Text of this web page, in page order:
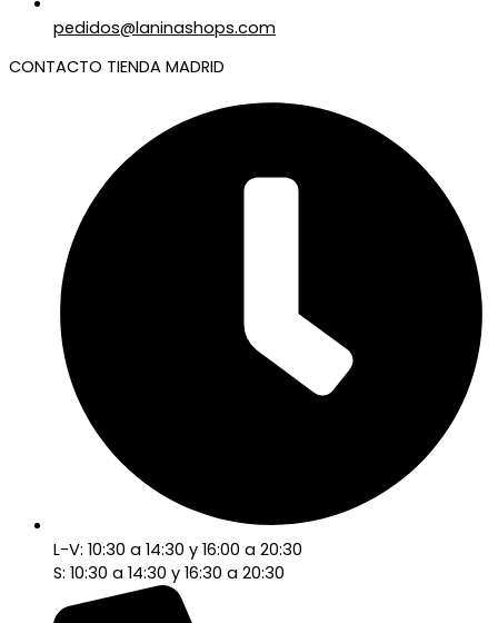
pedidos@laninashops.com
CONTACTO TIENDA MADRID
L-V: 10:30 a 14:30 y 16:00 a 20:30
S: 10:30 a 14:30 y 16:30 a 20:30